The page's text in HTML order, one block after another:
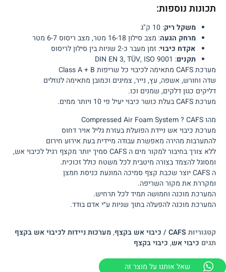
תכונות נוספות:
משקל ריק: 10 ק"ג
מרחק הגעה: מצב סילון 16-18 מטר, מצב ריסוס 6-7 מטר
אקדח כיבוי: זמן מעבר כ-2 שניות בין סילון לריסוס
תקנים: DIN EN 3, TÜV, ISO 9001
מערכת CAFS מתאימה לכיבוי כל שריפות Class A + B
שדה וחורש, אשפה, עץ, נייר, צמיגים וכמובן מתאימה לנוזלים
דליקים כגון דלקים, שמנים וכו.
מערכת CAFS בעלת כושר כיבוי יעיל פי 10 ויותר ממים.
מהו Compressed Air Foam System ? CAFS
מערכת כיבוי אש ניידת הפועלת בעזרת גליל אויר דחוס
להתערבות מהירה מאפשרת עבודה מיידית בעת אירוע חירום
ללא צורך בחיבור למקור מים ה CAFS סמיך יותר מקצף רגיל לכיבוי אש,
ומסוגל להצמד בצורה מיטבית לכל משטח כולל זכוכית.
ה CAFS יוצר שכבת קצף סמיכה המונעת כניסת חמצן
ומקררת את מקור השריפה.
המערכת מוכנה וחמושה תמיד לכל תרחיש.
המערכת מוכנה להפעלה בתוך שניות ע״י אדם בודד.
קטגוריות CAFS / כיבוי אש בקצף ,מערכות ניידות לכיבוי אש בקצף
תגים כיבוי אש, כיבוי בקצף
שאל אותנו על מוצר זה